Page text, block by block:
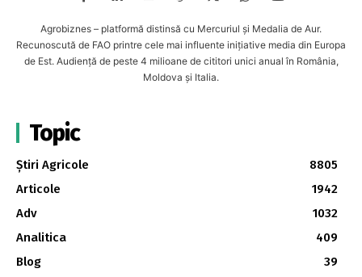
Agrobiznes – platformă distinsă cu Mercuriul și Medalia de Aur.
Recunoscută de FAO printre cele mai influente inițiative media din Europa
de Est. Audiență de peste 4 milioane de cititori unici anual în România,
Moldova și Italia.
Topic
Știri Agricole
8805
Articole
1942
Adv
1032
Analitica
409
Blog
39